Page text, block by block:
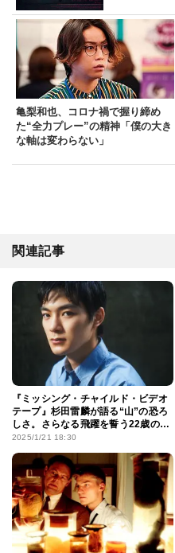
亀梨和也、コロナ禍で握り締め
た“全力プレー”の精神「僕の大き
な軸は変わらない」
関連記事
『ミッシング・チャイルド・ビデオ
テープ』杉田雷麟が語る“山”の恐ろ
しさ。さらなる飛躍を誓う22歳のい
ま
2025/1/21 18:30